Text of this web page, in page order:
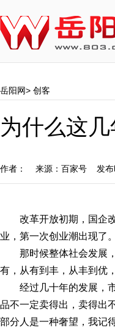
岳阳网> 创客
为什么这
作者： 来源：百家号 发布
改革开放初期，国企
业，第一次创业潮出现了。
那时候整体社会发展
有，从有到丰，从丰到优
经过几十年的发展，
品不一定卖得出，卖得出
部分人是一种奢望，我记